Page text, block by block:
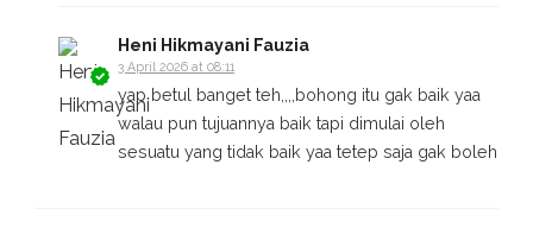
Heni Hikmayani Fauzia
3 April 2026 at 08:11
yap betul banget teh,,,,bohong itu gak baik yaa
walau pun tujuannya baik tapi dimulai oleh
sesuatu yang tidak baik yaa tetep saja gak boleh